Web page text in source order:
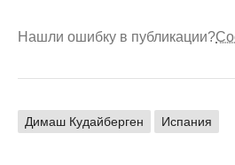
Нашли ошибку в публикации?
Димаш Кудайберген Испания